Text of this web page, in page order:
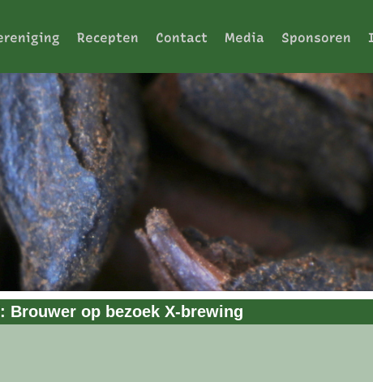
Brouwer op bezoek X-brewing
Recepten Contact Media Sponsoren